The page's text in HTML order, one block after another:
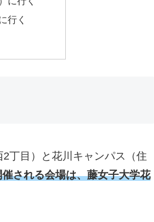
行く
丁目）と花川キャンパス（住
される会場は、藤女子大学花